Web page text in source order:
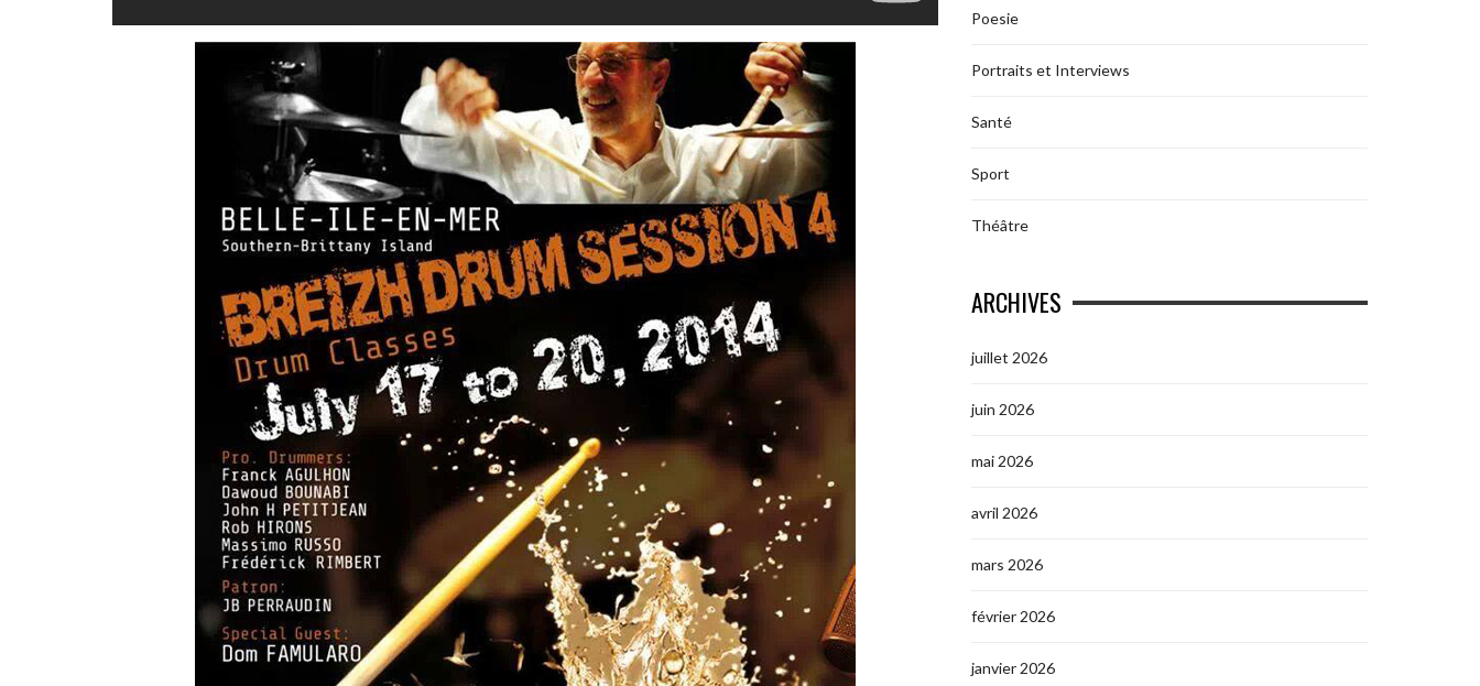
Poesie
Portraits et Interviews
Santé
Sport
Théâtre
ARCHIVES
juillet 2026
juin 2026
mai 2026
avril 2026
mars 2026
février 2026
janvier 2026